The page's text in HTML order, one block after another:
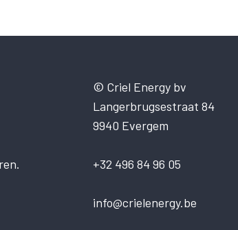
© Criel Energy bv
Langerbrugsestraat 84
9940 Evergem
+32 496 84 96 05
info@crielenergy.be